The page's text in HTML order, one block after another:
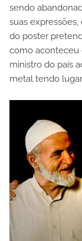
sendo
suas
do poster
como aconteceu
ministro do país
metal tendo